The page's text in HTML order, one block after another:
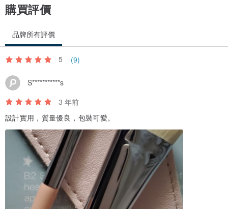
我們還想讓您知道：
採用品牌獨家設計ChocoLITE™刷毛手工製作-可能是妳摸過最柔軟的
購買評價
品牌所有評價
5 (9)
S***********s
3 年前
設計實用，質量優良，包裝可愛。